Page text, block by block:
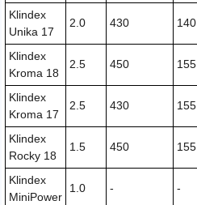
Klindex
Unika 17
2.0 430 140
Klindex
Kroma 18
2.5 450 155
Klindex
Kroma 17
2.5 430 155
Klindex
Rocky 18
1.5 450 155
Klindex
MiniPower
1.0 - -